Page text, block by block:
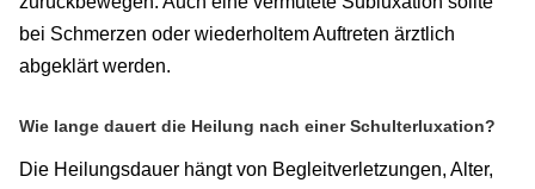
bei Schmerzen oder wiederholtem Auftreten ärztlich
abgeklärt werden.
Wie lange dauert die Heilung nach einer Schulterluxation?
Die Heilungsdauer hängt von Begleitverletzungen, Alter,